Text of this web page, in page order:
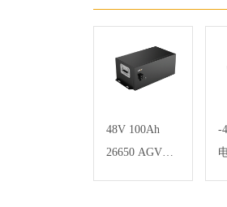
48V 100Ah
26650 AGV小
-